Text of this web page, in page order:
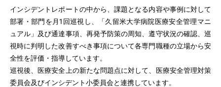
インシデントレポートの中から、課題となる内容や事例に対して
部署・部門を月1回巡視し、「久留米大学病院医療安全管理マニ
ュアル」及び通達事項、再発予防策の周知、遵守状況の確認、巡
視時に判明した改善すべき事項について各専門職種の立場から安
全性を評価・指導しています。
巡視後、医療安全上の新たな問題点に対して、医療安全管理対策
委員会及びインシデント小委員会と連携しています。